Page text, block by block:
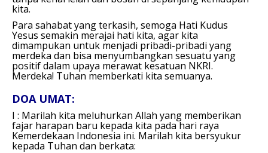
kita.
Para sahabat yang terkasih, semoga Hati Kudus
Yesus semakin merajai hati kita, agar kita
dimampukan untuk menjadi pribadi-pribadi yang
merdeka dan bisa menyumbangkan sesuatu yang
positif dalam upaya merawat kesatuan NKRI.
Merdeka! Tuhan memberkati kita semuanya.
DOA UMAT:
I : Marilah kita meluhurkan Allah yang memberikan
fajar harapan baru kepada kita pada hari raya
Kemerdekaan Indonesia ini. Marilah kita bersyukur
kepada Tuhan dan berkata: